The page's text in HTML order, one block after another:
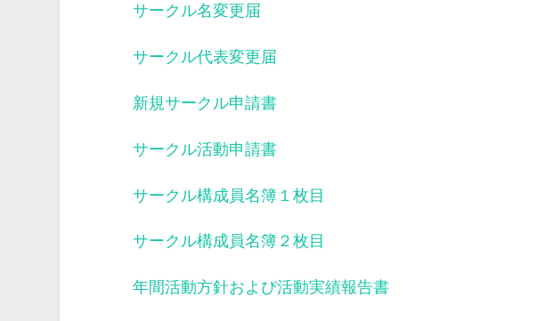
サークル名変更届
サークル代表変更届
新規サークル申請書
サークル活動申請書
サークル構成員名簿１枚目
サークル構成員名簿２枚目
年間活動方針および活動実績報告書